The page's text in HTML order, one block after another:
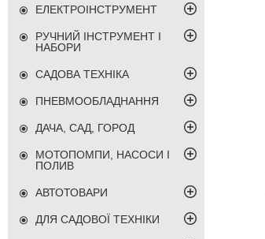
ЕЛЕКТРОІНСТРУМЕНТ
РУЧНИЙ ІНСТРУМЕНТ І
НАБОРИ
САДОВА ТЕХНІКА
ПНЕВМООБЛАДНАННЯ
ДАЧА, САД, ГОРОД
МОТОПОМПИ, НАСОСИ І
ПОЛИВ
АВТОТОВАРИ
ДЛЯ САДОВОЇ ТЕХНІКИ